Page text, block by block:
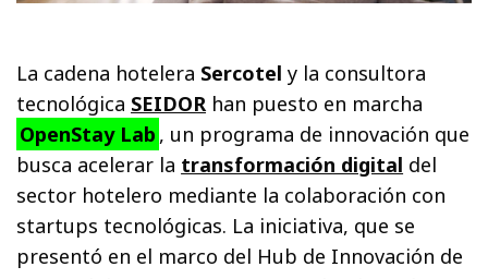
La cadena hotelera Sercotel y la consultora
tecnológica SEIDOR han puesto en marcha
OpenStay Lab , un programa de innovación que
busca acelerar la transformación digital del
sector hotelero mediante la colaboración con
startups tecnológicas. La iniciativa, que se
presentó en el marco del Hub de Innovación de